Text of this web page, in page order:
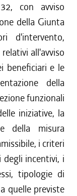
con avviso
della Giunta
d'intervento,
all'avviso
beneficiari e le
della
funzionali
iniziative, la
della misura
i criteri
incentivi, i
tipologie di
quelle previste